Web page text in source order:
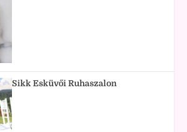
Sikk Esküvői Ruhaszalon